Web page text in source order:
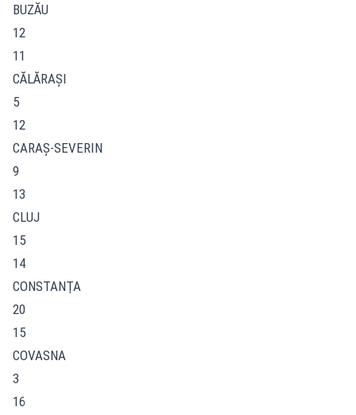
BUZĂU
12
11
CĂLĂRAŞI
5
12
CARAŞ-SEVERIN
9
13
CLUJ
15
14
CONSTANŢA
20
15
COVASNA
3
16